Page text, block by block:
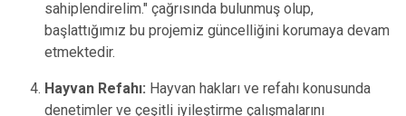
sahiplendirelim." çağrısında bulunmuş olup,
başlattığımız bu projemiz güncelliğini korumaya devam
etmektedir.
Hayvan Refahı: Hayvan hakları ve refahı konusunda
denetimler ve çeşitli iyileştirme çalışmalarını